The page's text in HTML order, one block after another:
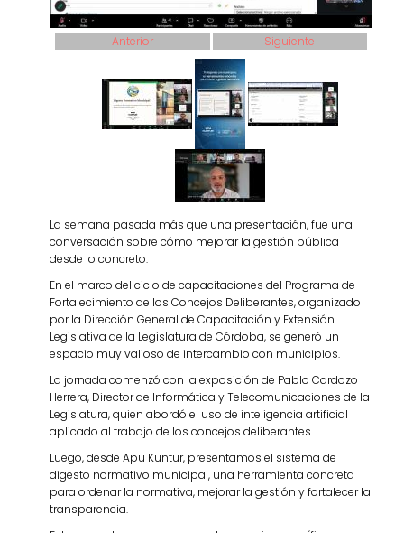
Anterior Siguiente
La semana pasada más que una presentación, fue una
conversación sobre cómo mejorar la gestión pública
desde lo concreto.
En el marco del ciclo de capacitaciones del Programa de
Fortalecimiento de los Concejos Deliberantes, organizado
por la Dirección General de Capacitación y Extensión
Legislativa de la Legislatura de Córdoba, se generó un
espacio muy valioso de intercambio con municipios.
La jornada comenzó con la exposición de Pablo Cardozo
Herrera, Director de Informática y Telecomunicaciones de la
Legislatura, quien abordó el uso de inteligencia artificial
aplicado al trabajo de los concejos deliberantes.
Luego, desde Apu Kuntur, presentamos el sistema de
digesto normativo municipal, una herramienta concreta
para ordenar la normativa, mejorar la gestión y fortalecer la
transparencia.